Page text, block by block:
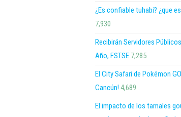
¿Es confiable tuhabi? ¿que
7,930
Recibirán Servidores
Año, FSTSE 7,285
El City Safari de Pokémon
Cancún! 4,689
El impacto de los tamales